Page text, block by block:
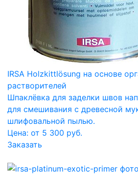
IRSA Holzkittlösung на основе
растворителей
Шпаклёвка для заделки швов
для смешивания с древесной
шлифовальной пылью.
Цена: от 5 300 руб.
Заказать